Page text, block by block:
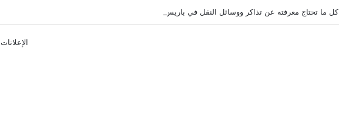
كل ما تحتاج معرفته عن تذاكر ووسائل النقل في باريس 2025
الإعلانات